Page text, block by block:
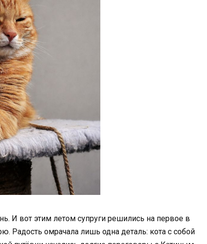
И вот этим летом супруги решились на первое в
Радость омрачала лишь одна деталь: кота с собой